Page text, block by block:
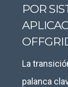
POR
La
palanca